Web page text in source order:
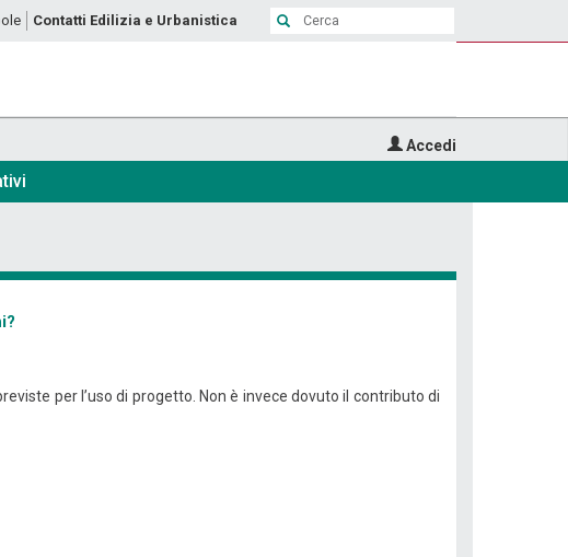
Contatti Edilizia e Urbanistica
Accedi
per l’uso di progetto. Non è invece dovuto il contributo di